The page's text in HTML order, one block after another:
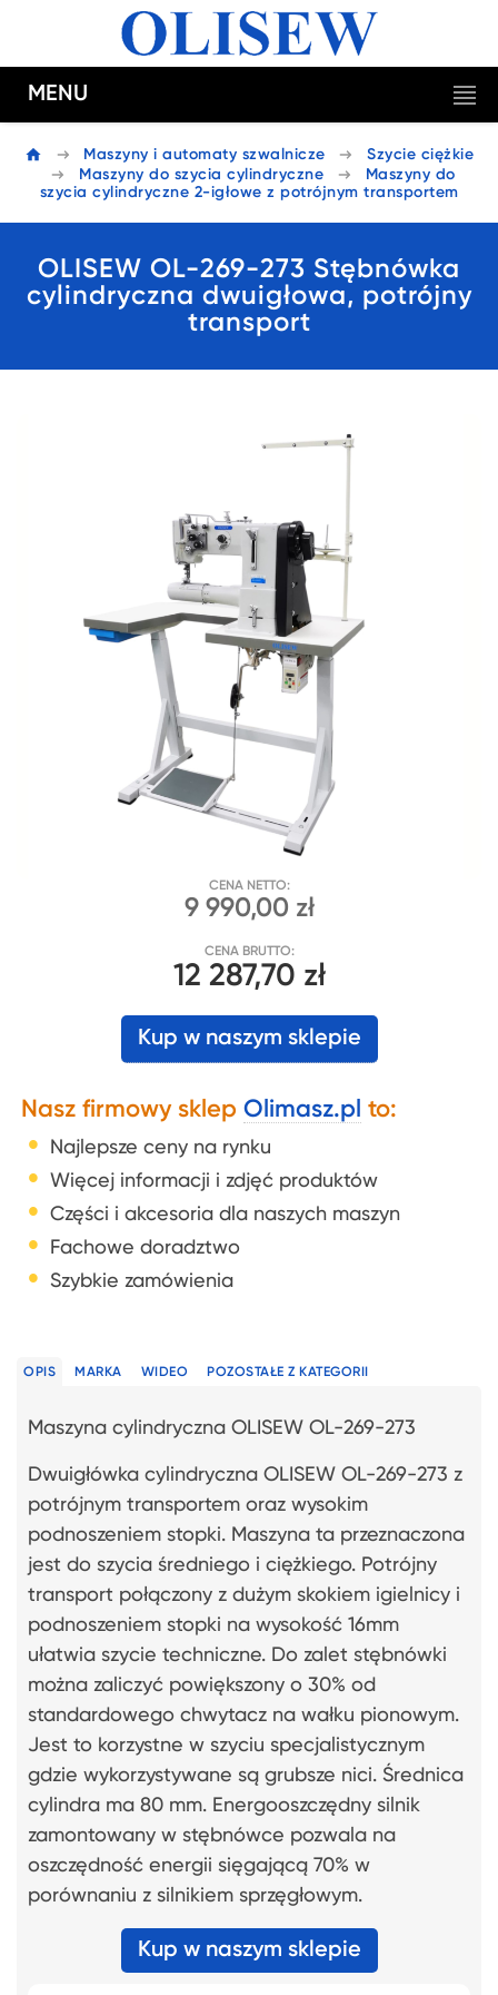
MENU
Maszyny i automaty szwalnicze
Szycie ciężkie
Maszyny do szycia cylindryczne
Maszyny do
szycia cylindryczne 2-igłowe z potrójnym transportem
OLISEW OL-269-273 Stębnówka
cylindryczna dwuigłowa, potrójny
transport
CENA NETTO:
9 990,00 zł
CENA BRUTTO:
12 287,70 zł
Kup w naszym sklepie
Nasz firmowy sklep Olimasz.pl to:
Najlepsze ceny na rynku
Więcej informacji i zdjęć produktów
Części i akcesoria dla naszych maszyn
Fachowe doradztwo
Szybkie zamówienia
OPIS MARKA WIDEO POZOSTAŁE Z KATEGORII
Maszyna cylindryczna OLISEW OL-269-273
Dwuigłówka cylindryczna OLISEW OL-269-273 z
potrójnym transportem oraz wysokim
podnoszeniem stopki. Maszyna ta przeznaczona
jest do szycia średniego i ciężkiego. Potrójny
transport połączony z dużym skokiem igielnicy i
podnoszeniem stopki na wysokość 16mm
ułatwia szycie techniczne. Do zalet stębnówki
można zaliczyć powiększony o 30% od
standardowego chwytacz na wałku pionowym.
Jest to korzystne w szyciu specjalistycznym
gdzie wykorzystywane są grubsze nici. Średnica
cylindra ma 80 mm. Energooszczędny silnik
zamontowany w stębnówce pozwala na
oszczędność energii sięgającą 70% w
porównaniu z silnikiem sprzęgłowym.
Kup w naszym sklepie